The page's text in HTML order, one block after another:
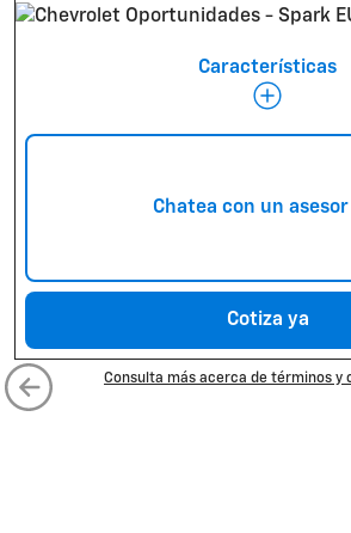
CÁMARA
Características
Chatea con un asesor
Cotiza ya
Consulta más acerca de términos y